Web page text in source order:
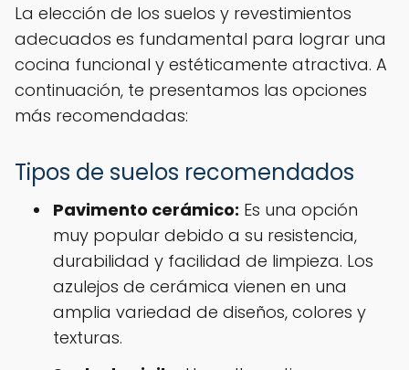
La elección de los suelos y revestimientos
adecuados es fundamental para lograr una
cocina funcional y estéticamente atractiva. A
continuación, te presentamos las opciones
más recomendadas:
Tipos de suelos recomendados
Pavimento cerámico: Es una opción
muy popular debido a su resistencia,
durabilidad y facilidad de limpieza. Los
azulejos de cerámica vienen en una
amplia variedad de diseños, colores y
texturas.